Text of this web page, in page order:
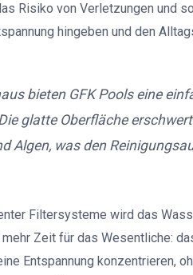
Risiko von Verletzungen und
hingeben und den
bieten GFK Pools eine
glatte Oberfläche
Algen, was den
Filtersysteme wird das
Zeit für das Wesentliche:
Entspannung konzentrieren,